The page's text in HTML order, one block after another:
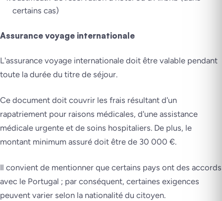
certains cas)
Assurance voyage internationale
L'assurance voyage internationale doit être valable pendant
toute la durée du titre de séjour.
Ce document doit couvrir les frais résultant d'un
rapatriement pour raisons médicales, d'une assistance
médicale urgente et de soins hospitaliers. De plus, le
montant minimum assuré doit être de 30 000 €.
Il convient de mentionner que certains pays ont des accords
avec le Portugal ; par conséquent, certaines exigences
peuvent varier selon la nationalité du citoyen.